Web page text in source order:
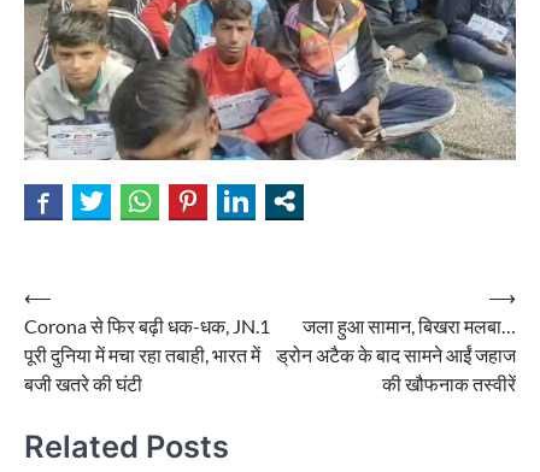
Post
navigation
⟵
Corona से फिर बढ़ी धक-धक, JN.1
पूरी दुनिया में मचा रहा तबाही, भारत में
बजी खतरे की घंटी
जला हुआ सामान, बिखरा मलबा…
ड्रोन अटैक के बाद सामने आईं जहाज
की खौफनाक तस्वीरें
⟶
Related Posts